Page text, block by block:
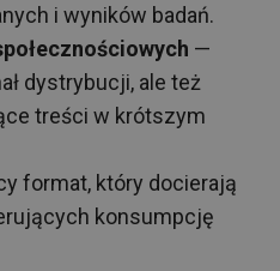
i wyników badań.
—
dystrybucji, ale też
treści w krótszym
format, który docierają
konsumpcję